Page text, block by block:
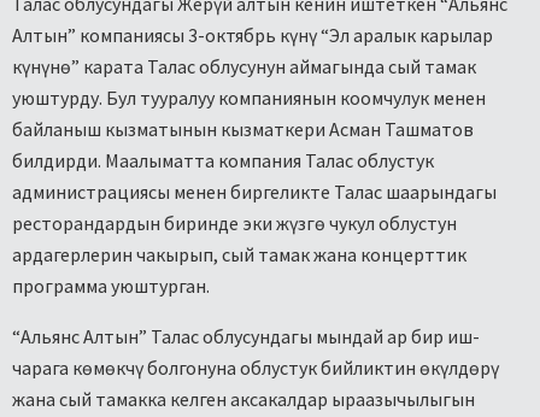
Алтын” компаниясы 3-октябрь күнү “Эл аралык карылар
күнүнө” карата Талас облусунун аймагында сый тамак
уюштурду. Бул тууралуу компаниянын коомчулук менен
байланыш кызматынын кызматкери Асман Ташматов
билдирди. Маалыматта компания Талас облустук
администрациясы менен биргеликте Талас шаарындагы
ресторандардын биринде эки жүзгө чукул облустун
ардагерлерин чакырып, сый тамак жана концерттик
программа уюштурган.
“Альянс Алтын” Талас облусундагы мындай ар бир иш-
чарага көмөкчү болгонуна облустук бийликтин өкүлдөрү
жана сый тамакка келген аксакалдар ыраазычылыгын